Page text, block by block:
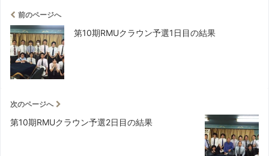
前のページへ
第10期RMUクラウン予選1日目の結果
次のページへ
第10期RMUクラウン予選2日目の結果